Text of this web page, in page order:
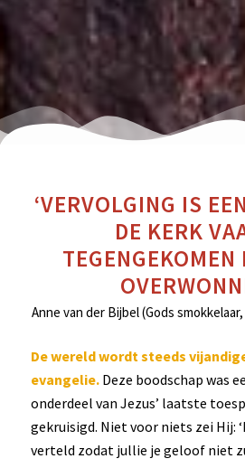
‘VERVOLGING IS
DE KERK
TEGENGEKOMEN
Anne van der Bijbel (Gods
De wereld wordt steeds
evangelie.Deze boodschap was
onderdeel van Jezus’ laatste
gekruisigd. Niet voor niets zei Hij:
verteld zodat jullie je geloof niet